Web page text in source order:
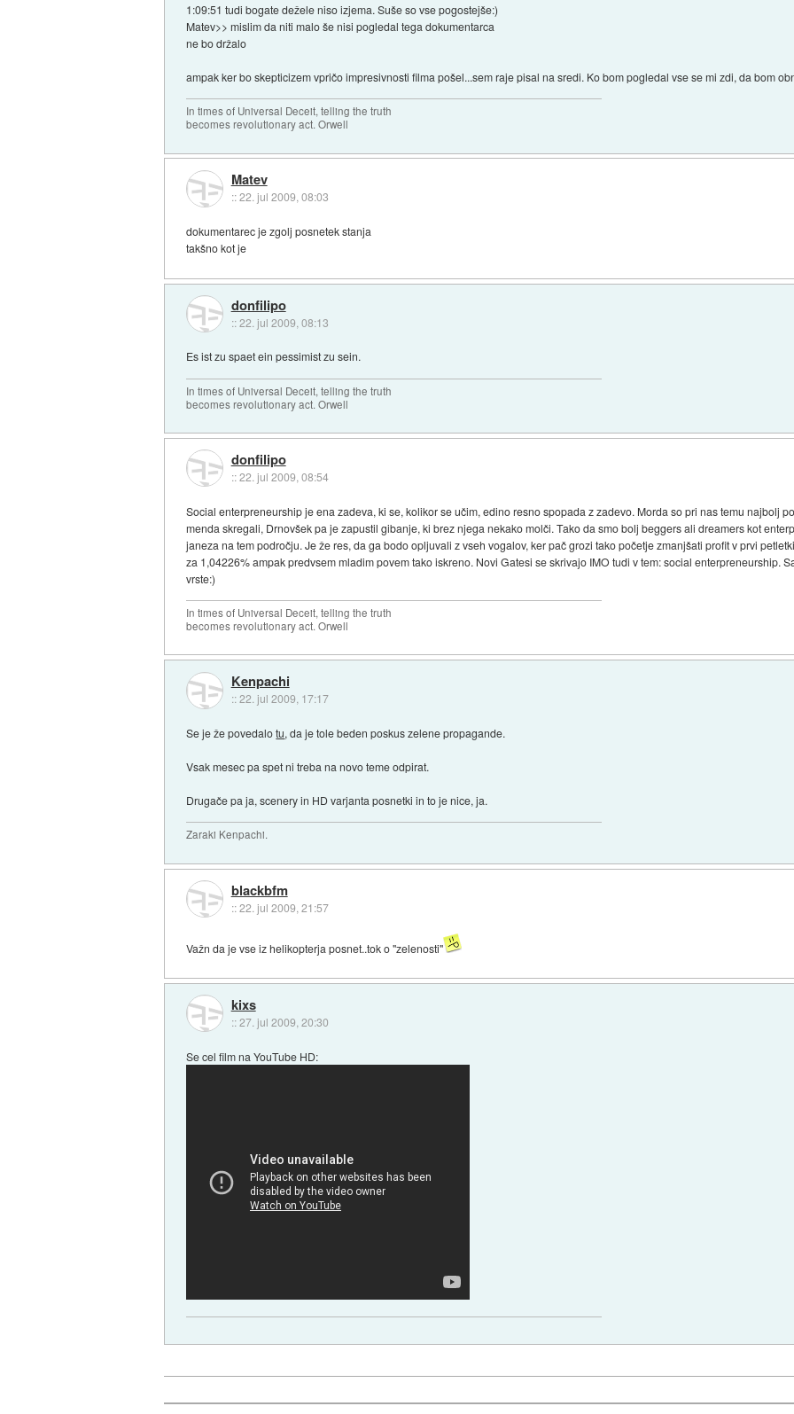
1:09:51 tudi bogate dežele niso izjema. Suše so vse pogostejše:)
Matev>> mislim da niti malo še nisi pogledal tega dokumentarca
ne bo držalo
ampak ker bo skepticizem vpričo impresivnosti filma pošel...sem raje pisal na sredi. Ko bom pogledal vse se mi zdi, da bom
In times of Universal Deceit, telling the truth
becomes revolutionary act. Orwell
Matev
::22. jul 2009, 08:03
dokumentarec je zgolj posnetek stanja
takšno kot je
donfilipo
::22. jul 2009, 08:13
Es ist zu spaet ein pessimist zu sein.
In times of Universal Deceit, telling the truth
becomes revolutionary act. Orwell
donfilipo
::22. jul 2009, 08:54
Social enterpreneurship je ena zadeva, ki se, kolikor se učim, edino resno spopada z zadevo. Morda so pri nas temu najbolj
menda skregali, Drnovšek pa je zapustil gibanje, ki brez njega nekako molči. Tako da smo bolj beggers ali dreamers kot
janeza na tem področju. Je že res, da ga bodo opljuvali z vseh vogalov, ker pač grozi tako početje zmanjšati profit v prvi
za 1,04226% ampak predvsem mladim povem tako iskreno. Novi Gatesi se skrivajo IMO tudi v tem: social enterpreneurship.
vrste:)
In times of Universal Deceit, telling the truth
becomes revolutionary act. Orwell
Kenpachi
::22. jul 2009, 17:17
Se je že povedalotu, da je tole beden poskus zelene propagande.
Vsak mesec pa spet ni treba na novo teme odpirat.
Drugače pa ja, scenery in HD varjanta posnetki in to je nice, ja.
Zaraki Kenpachi.
blackbfm
::22. jul 2009, 21:57
Važn da je vse iz helikopterja posnet..tok o "zelenosti"
kixs
::27. jul 2009, 20:30
Se cel film na YouTube HD: